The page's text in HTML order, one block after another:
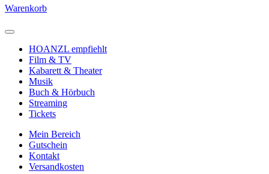
Warenkorb
HOANZL empfiehlt
Film & TV
Kabarett & Theater
Musik
Buch & Hörbuch
Streaming
Tickets
Mein Bereich
Gutschein
Kontakt
Versandkosten